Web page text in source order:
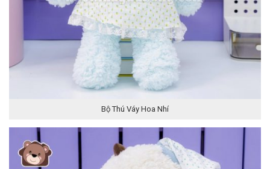
Bộ Thú Váy Hoa Nhí